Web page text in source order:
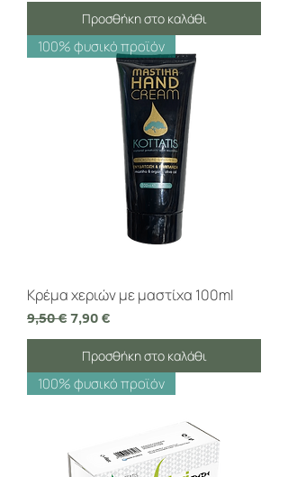
Προσθήκη στο καλάθι
100% φυσικό προϊόν
Κρέμα χεριών με μαστίχα 100ml
Κανονική τιμή
9,50 €Τιμή Έκπτωσης
7,90 €
Προσθήκη στο καλάθι
100% φυσικό προϊόν